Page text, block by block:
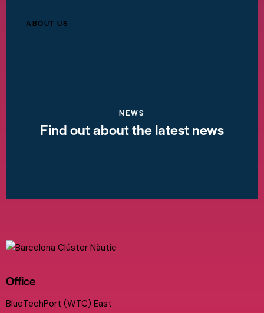
ABOUT US
NEWS
Find out about the latest news
Office
BlueTechPort (WTC) East